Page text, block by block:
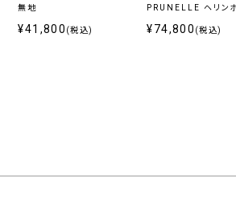
無地
¥41,800 (税込)
PRUNELLE ヘリン
¥74,800 (税込)